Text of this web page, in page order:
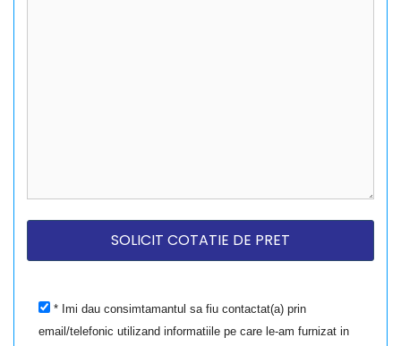
* Imi dau consimtamantul sa fiu contactat(a) prin
email/telefonic utilizand informatiile pe care le-am furnizat in